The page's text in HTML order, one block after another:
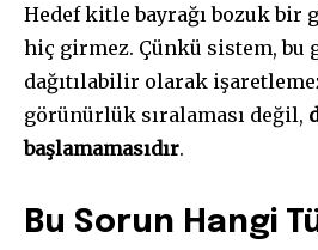
Hedef kitle bayrağı bozuk bir
hiç girmez. Çünkü sistem, bu
dağıtılabilir olarak
görünürlük sıralaması değil,
başlamamasıdır.
Bu Sorun Hangi